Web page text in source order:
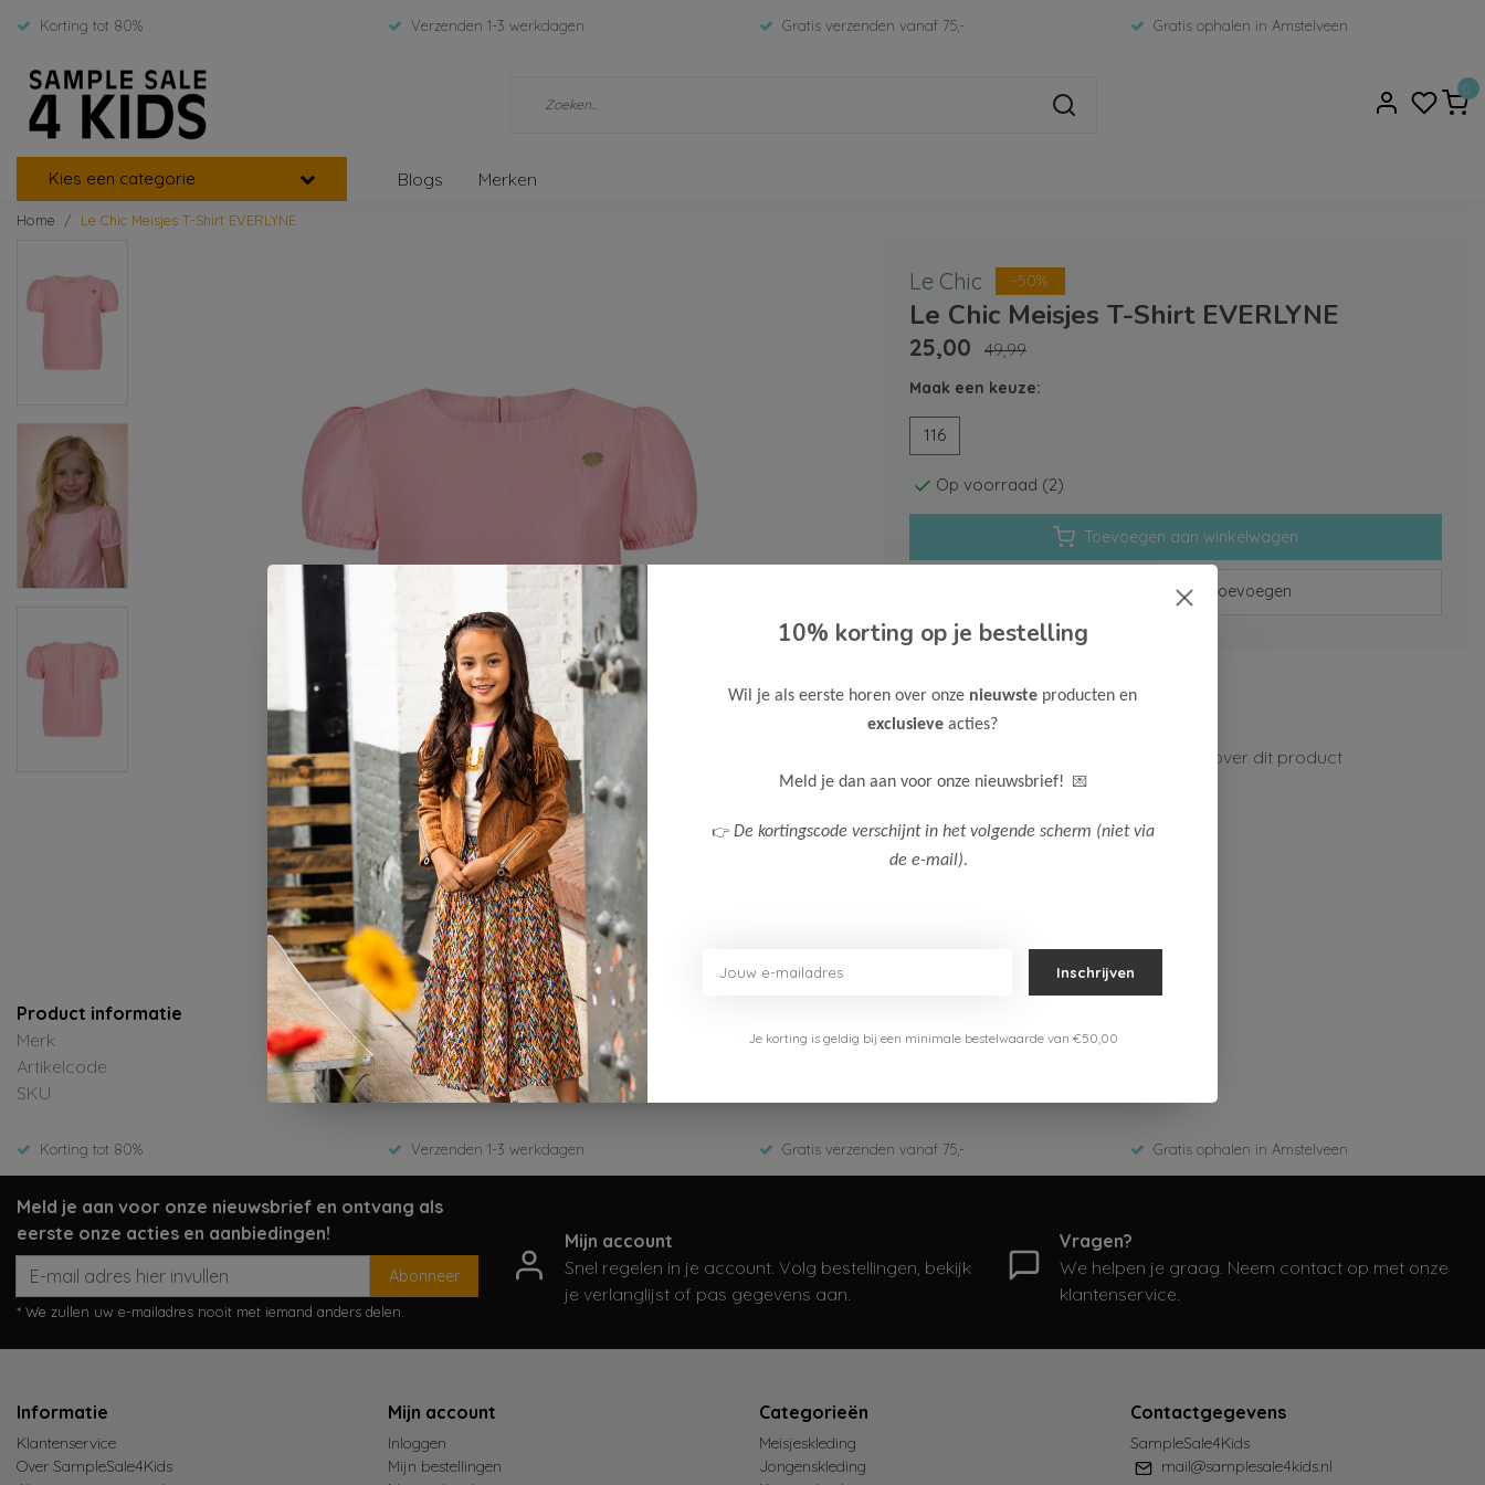
Korting tot 80% Verzenden 1-3 werkdagen Gratis verzenden vanaf 75,- Gratis ophalen in Amstelveen
0
Kies een categorie Blogs Merken
Home Le Chic Meisjes T-Shirt EVERLYNE
Le Chic -50%
Le Chic Meisjes T-Shirt EVERLYNE
25,00 49,99
Maak een keuze:
116
Op voorraad (2)
Toevoegen aan winkelwagen
Aan verlanglijst toevoegen
Gratis verzenden vanaf 75,-
Verzenden 1-3 werkdagen
Neem contact op over dit product
Product informatie
Merk
Le Chic
Artikelcode
C601-5102-231-Flamingo Festival
SKU
Zomer 2026
Korting tot 80% Verzenden 1-3 werkdagen Gratis verzenden vanaf 75,- Gratis ophalen in Amstelveen
Meld je aan voor onze nieuwsbrief en ontvang als
eerste onze acties en aanbiedingen!
Abonneer
* We zullen uw e-mailadres nooit met iemand anders delen.
Mijn account
Snel regelen in je account. Volg bestellingen, bekijk
je verlanglijst of pas gegevens aan.
Vragen?
We helpen je graag. Neem contact op met onze
klantenservice.
Informatie
Klantenservice
Over SampleSale4Kids
Mijn account
Inloggen
Mijn bestellingen
Categorieën
Meisjeskleding
Jongenskleding
Contactgegevens
SampleSale4Kids
mail@samplesale4kids.nl
10% korting op je bestelling
Wil je als eerste horen over onze nieuwste producten en
exclusieve acties?
Meld je dan aan voor onze nieuwsbrief! 💌
👉 De kortingscode verschijnt in het volgende scherm (niet via
de e-mail).
Inschrijven
Je korting is geldig bij een minimale bestelwaarde van €50,00